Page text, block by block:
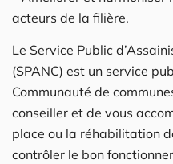
acteurs de la filière.
Le Service Public
(SPANC) est un service
Communauté de
conseiller et de vous
place ou la réhabilitation
contrôler le bon